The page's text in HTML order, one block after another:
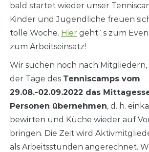
bald startet wieder unser
Kinder und Jugendliche freuen
tolle Woche. Hier geht´s zum
zum Arbeitseinsatz!
Wir suchen noch nach Mitgliedern,
der Tage des Tenniscamps vom
29.08.-02.09.2022 das
Personen übernehmen, d. h.
bewirten und Küche wieder auf
bringen. Die Zeit wird
als Arbeitsstunden angerechnet.